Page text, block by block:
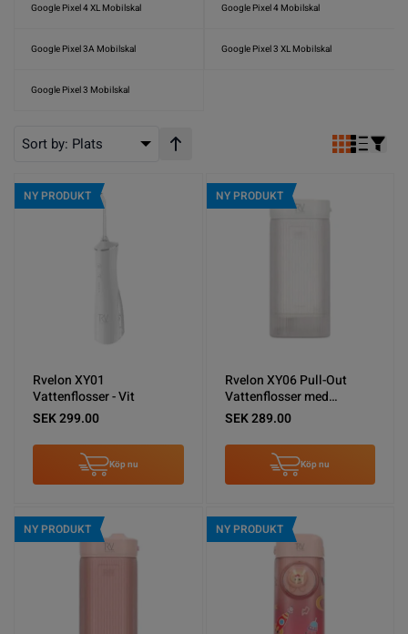
Google Pixel 4 XL Mobilskal Google Pixel 4 Mobilskal
Google Pixel 3A Mobilskal Google Pixel 3 XL Mobilskal
Google Pixel 3 Mobilskal
Sort by: Plats Stigande ordning
NY PRODUKT
Rvelon XY01
Vattenflosser - Vit
SEK 299.00
Köp nu
NY PRODUKT
Rvelon XY06 Pull-Out
Vattenflosser med
spolning - Vit
SEK 289.00
Köp nu
NY PRODUKT NY PRODUKT